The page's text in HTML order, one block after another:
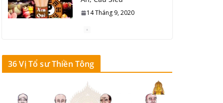
14 Tháng 9, 2020
6 min read
Phước Đức Dương,
Phước Đức Âm
14 Tháng 9, 2020
0 Comments
4 min read
36 Vị Tổ sư Thiền Tông